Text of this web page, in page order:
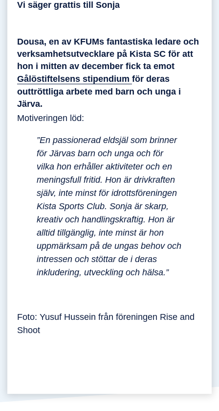
Vi säger grattis till Sonja
Dousa, en av KFUMs fantastiska ledare och
verksamhetsutvecklare på Kista SC för att
hon i mitten av december fick ta emot
Gålöstiftelsens stipendium för deras
outtröttliga arbete med barn och unga i
Järva.
Motiveringen löd:
”En passionerad eldsjäl som brinner
för Järvas barn och unga och för
vilka hon erhåller aktiviteter och en
meningsfull fritid. Hon är drivkraften
själv, inte minst för idrottsföreningen
Kista Sports Club. Sonja är skarp,
kreativ och handlingskraftig. Hon är
alltid tillgänglig, inte minst är hon
uppmärksam på de ungas behov och
intressen och stöttar de i deras
inkludering, utveckling och hälsa.”
Foto: Yusuf Hussein från föreningen Rise and
Shoot